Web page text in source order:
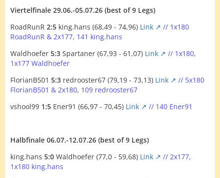
Viertelfinale 29.06.-05.07.26 (best of 9 Legs)
RoadRunR 2:5 king.hans (68,49 - 74,96) Link
// 1x180
RoadRunR & 2x177, 141 king.hans
Waldhoefer 5:3 Spartaner (67,93 - 61,07) Link
// 1x180,
1x177 Waldhoefer
FlorianB501 5:3 redrooster67 (79,19 - 73,13) Link
// 5x180
FlorianB501 & 2x180, 109 redrooster67
vshool99 1:5 Ener91 (66,97 - 70,45) Link // 140 Ener91
Halbfinale 06.07.-12.07.26 (best of 9 Legs)
king.hans 5:0 Waldhoefer (77,0 - 59,68) Link
// 2x177,
1x180 king.hans